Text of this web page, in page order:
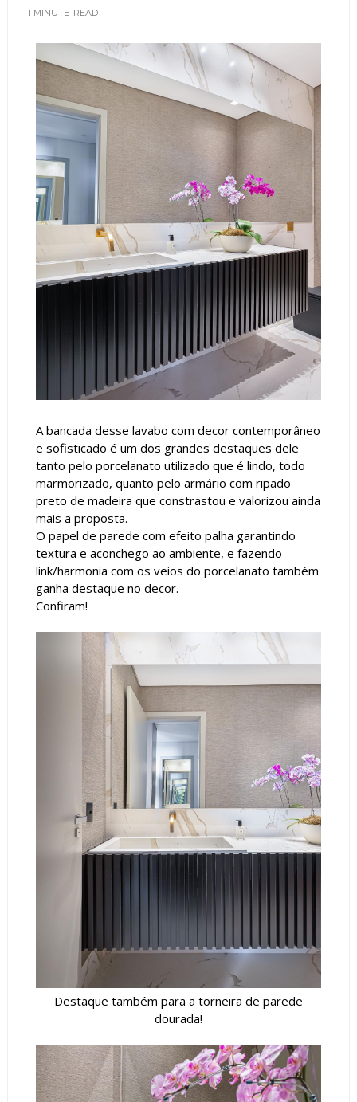
1 MINUTE READ
A bancada desse lavabo com decor contemporâneo
e sofisticado é um dos grandes destaques dele
tanto pelo porcelanato utilizado que é lindo, todo
marmorizado, quanto pelo armário com ripado
preto de madeira que constrastou e valorizou ainda
mais a proposta.
O papel de parede com efeito palha garantindo
textura e aconchego ao ambiente, e fazendo
link/harmonia com os veios do porcelanato também
ganha destaque no decor.
Confiram!
Destaque também para a torneira de parede
dourada!